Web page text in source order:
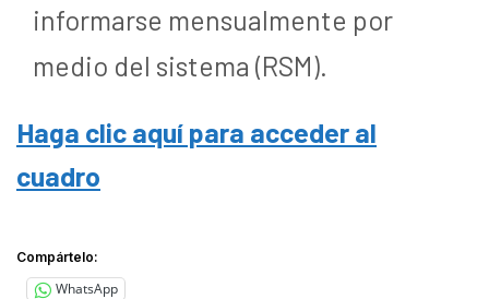
informarse mensualmente por
medio del sistema (RSM).
Haga clic aquí para acceder al
cuadro
Compártelo:
WhatsApp